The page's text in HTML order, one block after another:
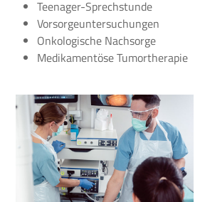
Teenager-Sprechstunde
Vorsorgeuntersuchungen
Onkologische Nachsorge
Medikamentöse Tumortherapie